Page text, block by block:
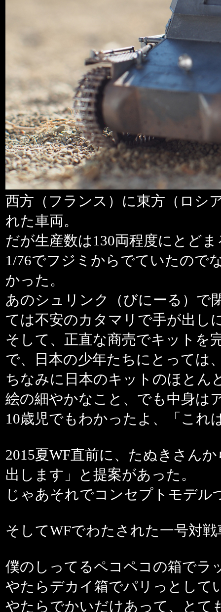
西方（フランス）に東方（ロシ
れた車両。
だが生産数は130両程度にとど
1/76でフジミからでていたので
かった。
あのシュリンク（びにーる）で
ては不安のカタマリで手が出し
そして、正直な商売でキットを
で、日本の少年たちにとっては
ちなみに日本のキットのほとん
絵の細やかなこと、でも中身は
10歳児でもわかったよ、「これ
2015夏WF直前に、たぬきさん
出します」と提案があった。
じゃあそれでコンセプトモデル
そしてWFでわたされた一号対
僕のしってるペコペコの箱でラ
やたらデカイ箱でパリっとして
やたらでかいだけあって、とて